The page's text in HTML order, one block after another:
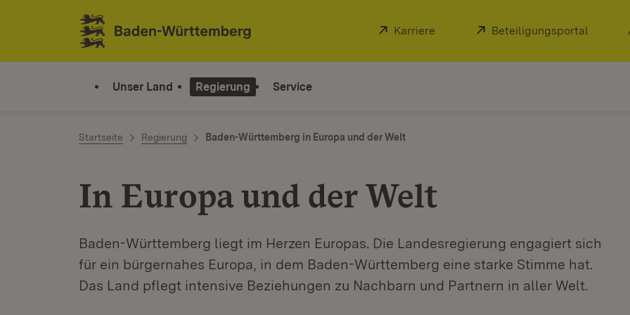
Zum Inhalt springen
Link zur Startseite
Extern:
Karriere (Öffnet in neuem Fenster)
Extern:
Beteiligungsportal
Unser Land Regierung Service
Startseite Regierung Baden-Württemberg in Europa und der Welt
In Europa und der Welt
Baden-Württemberg liegt im Herzen Europas. Die Landesregierung engagiert sich
für ein bürgernahes Europa, in dem Baden-Württemberg eine starke Stimme hat.
Das Land pflegt intensive Beziehungen zu Nachbarn und Partnern in aller Welt.